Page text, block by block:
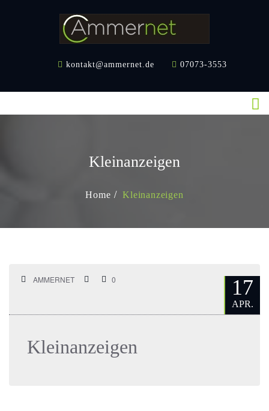
kontakt@ammernet.de 07073-3553
AMMERBUCH
Kleinanzeigen
Home Kleinanzeigen
AMMERNET 0 17
APR.
Kleinanzeigen